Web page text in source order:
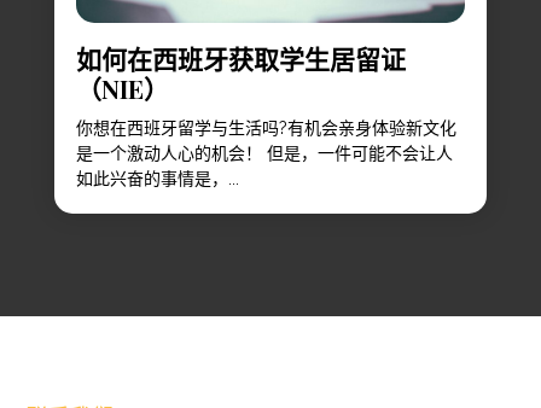
如何在西班牙获取学生居留证
（NIE）
你想在西班牙留学与生活吗?有机会亲身体验新文化
是一个激动人心的机会！ 但是，一件可能不会让人
如此兴奋的事情是，...